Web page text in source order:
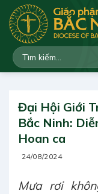
qua
dung
Đại Hội Giới
Bắc Ninh:
Hoan ca
24/08/2024
Mưa rơi